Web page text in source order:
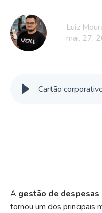
Luiz
mai. 27,
A gestão de despesas
tornou um dos principais